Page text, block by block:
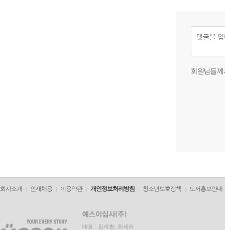
회원님들
회사소개 인재채용 이용약관 개인정보처리방침 청소년보호정책 도서홍보안내
대표 : 김석환, 최세라